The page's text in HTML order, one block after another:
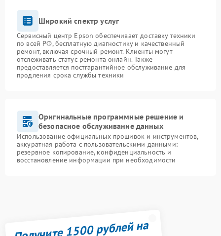
Широкий спектр услуг
Сервисный центр Epson обеспечивает доставку техники
по всей РФ, бесплатную диагностику и качественный
ремонт, включая срочный ремонт. Клиенты могут
отслеживать статус ремонта онлайн. Также
предоставляется постгарантийное обслуживание для
продления срока службы техники
Оригинальные программные решение и
безопасное обслуживание данных
Использование официальных прошивок и инструментов,
аккуратная работа с пользовательскими данными:
резервное копирование, конфиденциальность и
восстановление информации при необходимости